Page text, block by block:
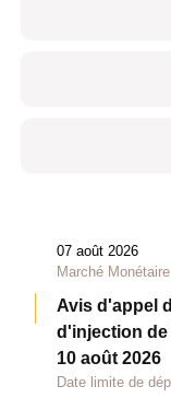
07 août 2026
Marché Monétaire
Avis d'appel
d'injection de
10 août 2026
Date limite de